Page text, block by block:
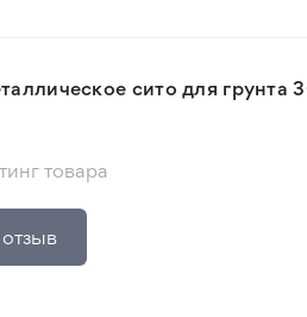
сито для грунта
товара